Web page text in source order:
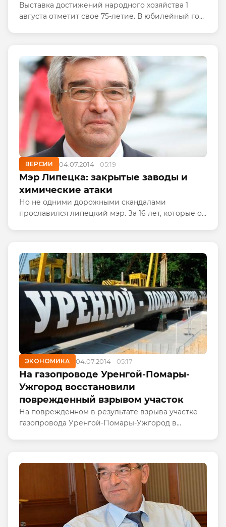
Выставка достижений народного хозяйства 1
августа отметит свое 75-летие. В юбилейный год
ВЕРСИИ 04.07.2014 05:19
Мэр Липецка: закрытые заводы и
химические атаки
Но не одними дорожными скандалами
прославился липецкий мэр. За 16 лет, которые он
ЭКОНОМИКА 04.07.2014 05:17
На газопроводе Уренгой-Помары-
Ужгород восстановили
поврежденный взрывом участок
На поврежденном в результате взрыва участке
газопровода Уренгой-Помары-Ужгород в